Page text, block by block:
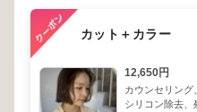
カット＋カラー
12,650円
カウンセリング
シリコン除去、